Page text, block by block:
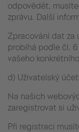
odpovědět,
zprávu. Další
Zpracování dat za
probíhá podle čl. 6
vašeho
d) Uživatelský účet
Na našich
zaregistrovat si
Při registraci